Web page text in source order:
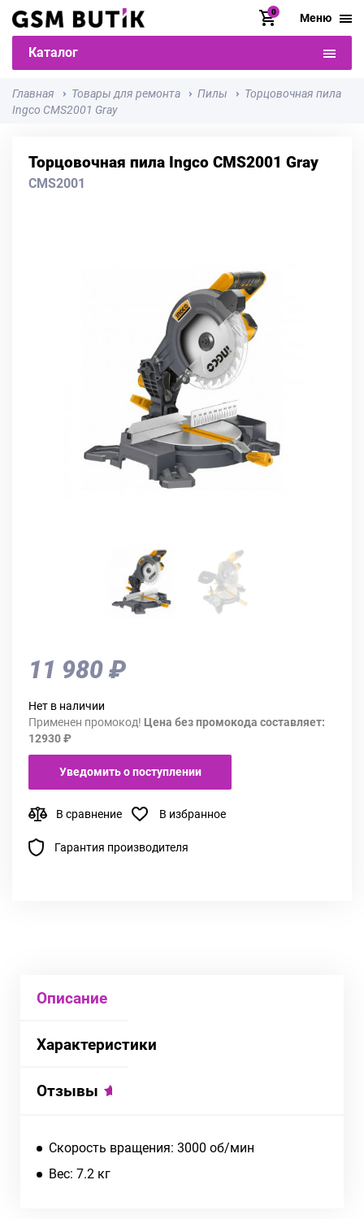
0 Меню
Каталог
Главная Товары для ремонта Пилы
Торцовочная пила
Ingco CMS2001 Gray
Торцовочная пила Ingco CMS2001 Gray
CMS2001
11 980 ₽
Нет в наличии
Применен промокод! Цена без промокода составляет:
12930 ₽
Уведомить о поступлении
В сравнение В избранное
Гарантия производителя
Описание
Характеристики
Отзывы
Скорость вращения: 3000 об/мин
Вес: 7.2 кг